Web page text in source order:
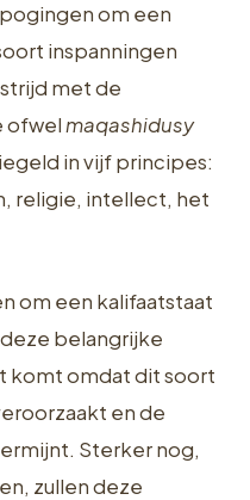
om een
inspanningen
met de
ofwelmaqashidusy
in vijf principes:
religie, intellect, het
om een kalifaatstaat
belangrijke
komt omdat dit soort
en de
Sterker nog,
zullen deze